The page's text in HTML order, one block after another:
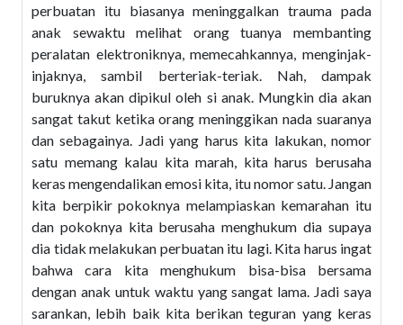
perbuatan itu biasanya meninggalkan trauma pada
anak sewaktu melihat orang tuanya membanting
peralatan elektroniknya, memecahkannya, menginjak-
injaknya, sambil berteriak-teriak. Nah, dampak
buruknya akan dipikul oleh si anak. Mungkin dia akan
sangat takut ketika orang meninggikan nada suaranya
dan sebagainya. Jadi yang harus kita lakukan, nomor
satu memang kalau kita marah, kita harus berusaha
keras mengendalikan emosi kita, itu nomor satu. Jangan
kita berpikir pokoknya melampiaskan kemarahan itu
dan pokoknya kita berusaha menghukum dia supaya
dia tidak melakukan perbuatan itu lagi. Kita harus ingat
bahwa cara kita menghukum bisa-bisa bersama
dengan anak untuk waktu yang sangat lama. Jadi saya
sarankan, lebih baik kita berikan teguran yang keras